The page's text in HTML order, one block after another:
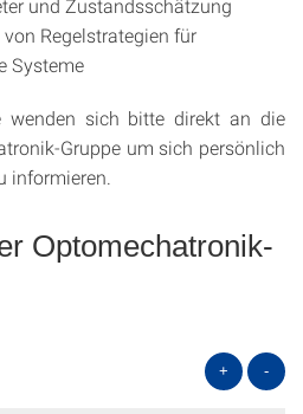
und Zustandsschätzung
Regelstrategien für
Systeme
wenden sich bitte direkt an die
Gruppe um sich persönlich
informieren.
Optomechatronik-
+ -